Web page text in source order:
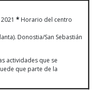
* Horario del centro
Donostia/San Sebastián
actividades que se
que parte de la